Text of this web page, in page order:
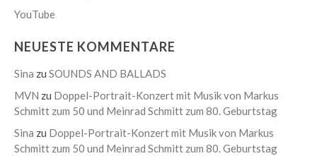
YouTube
NEUESTE KOMMENTARE
Sina zu SOUNDS AND BALLADS
MVN zu Doppel-Portrait-Konzert mit Musik von Markus
Schmitt zum 50 und Meinrad Schmitt zum 80. Geburtstag
Sina zu Doppel-Portrait-Konzert mit Musik von Markus
Schmitt zum 50 und Meinrad Schmitt zum 80. Geburtstag